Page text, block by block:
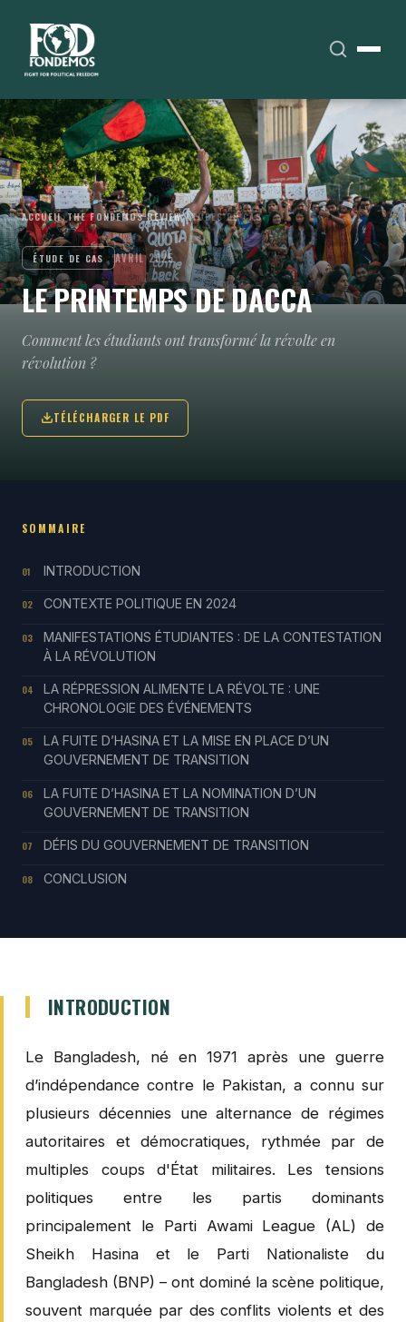
ACCUEIL›THE FONDEMOS REVIEW›ÉTUDES DE CAS
ÉTUDE DE CAS AVRIL 2025
LE PRINTEMPS DE DACCA
Comment les étudiants ont transformé la révolte en
révolution ?
TÉLÉCHARGER LE PDF
SOMMAIRE
01 INTRODUCTION
02 CONTEXTE POLITIQUE EN 2024
03
MANIFESTATIONS ÉTUDIANTES : DE LA CONTESTATION
À LA RÉVOLUTION
04
LA RÉPRESSION ALIMENTE LA RÉVOLTE : UNE
CHRONOLOGIE DES ÉVÉNEMENTS
05
LA FUITE D’HASINA ET LA MISE EN PLACE D’UN
GOUVERNEMENT DE TRANSITION
06
LA FUITE D’HASINA ET LA NOMINATION D’UN
GOUVERNEMENT DE TRANSITION
07 DÉFIS DU GOUVERNEMENT DE TRANSITION
08 CONCLUSION
INTRODUCTION
Le Bangladesh, né en 1971 après une guerre
d’indépendance contre le Pakistan, a connu sur
plusieurs décennies une alternance de régimes
autoritaires et démocratiques, rythmée par de
multiples coups d'État militaires. Les tensions
politiques entre les partis dominants
principalement le Parti Awami League (AL) de
Sheikh Hasina et le Parti Nationaliste du
Bangladesh (BNP) – ont dominé la scène politique,
souvent marquée par des conflits violents et des